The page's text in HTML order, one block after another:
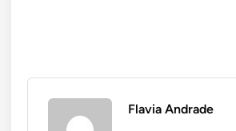
Flavia Andrade